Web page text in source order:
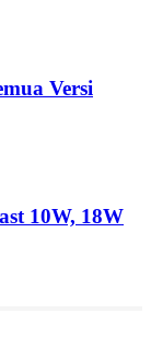
Versi
10W, 18W